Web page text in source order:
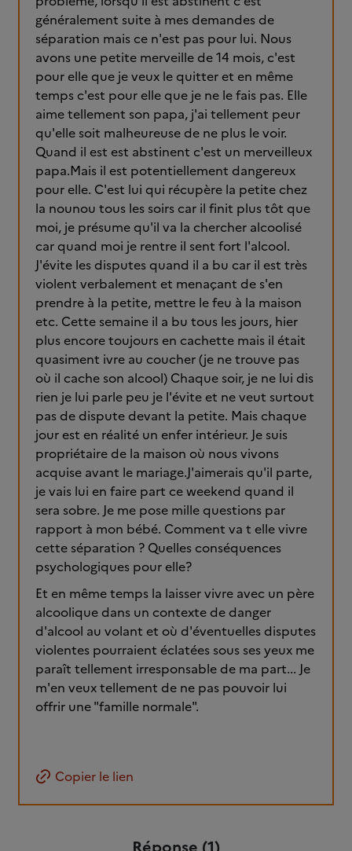
généralement suite à mes demandes de
séparation mais ce n'est pas pour lui. Nous
avons une petite merveille de 14 mois, c'est
pour elle que je veux le quitter et en même
temps c'est pour elle que je ne le fais pas. Elle
aime tellement son papa, j'ai tellement peur
qu'elle soit malheureuse de ne plus le voir.
Quand il est est abstinent c'est un merveilleux
papa.Mais il est potentiellement dangereux
pour elle. C'est lui qui récupère la petite chez
la nounou tous les soirs car il finit plus tôt que
moi, je présume qu'il va la chercher alcoolisé
car quand moi je rentre il sent fort l'alcool.
J'évite les disputes quand il a bu car il est très
violent verbalement et menaçant de s'en
prendre à la petite, mettre le feu à la maison
etc. Cette semaine il a bu tous les jours, hier
plus encore toujours en cachette mais il était
quasiment ivre au coucher (je ne trouve pas
où il cache son alcool) Chaque soir, je ne lui dis
rien je lui parle peu je l'évite et ne veut surtout
pas de dispute devant la petite. Mais chaque
jour est en réalité un enfer intérieur. Je suis
propriétaire de la maison où nous vivons
acquise avant le mariage.J'aimerais qu'il parte,
je vais lui en faire part ce weekend quand il
sera sobre. Je me pose mille questions par
rapport à mon bébé. Comment va t elle vivre
cette séparation ? Quelles conséquences
psychologiques pour elle?
Et en même temps la laisser vivre avec un père
alcoolique dans un contexte de danger
d'alcool au volant et où d'éventuelles disputes
violentes pourraient éclatées sous ses yeux me
paraît tellement irresponsable de ma part... Je
m'en veux tellement de ne pas pouvoir lui
offrir une "famille normale".
Copier le lien